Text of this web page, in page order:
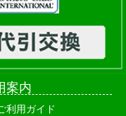
案内
利用ガイド